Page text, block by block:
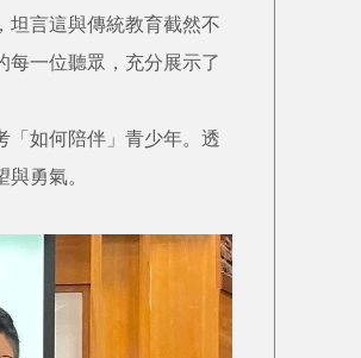
坦言這與傳統教育截然不
每一位聽眾，充分展示了
「如何陪伴」青少年。透
勇氣。